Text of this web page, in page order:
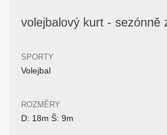
volejbalový kurt - sezónně
SPORTY
Volejbal
ROZMĚRY
D: 18m Š: 9m